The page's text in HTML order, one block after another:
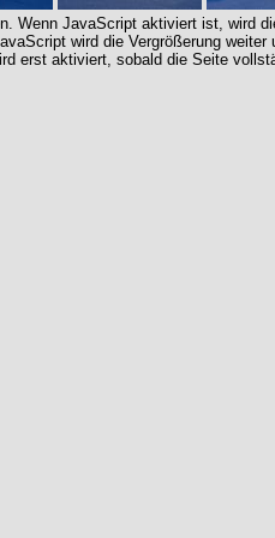
Wenn JavaScript aktiviert ist, wird
wird die Vergrößerung weiter
erst aktiviert, sobald die Seite